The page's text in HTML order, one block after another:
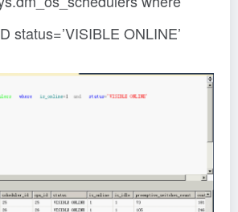
status=’VISIBLE ONLINE’